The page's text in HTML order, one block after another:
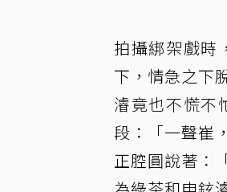
拍攝綁架戲時
下，情急之下
濬竟也不慌不
段：「一聲崔
正腔圓說著：